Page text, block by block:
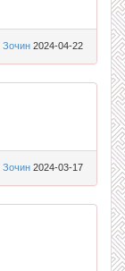
Зочин 2024-04-22
Зочин 2024-03-17